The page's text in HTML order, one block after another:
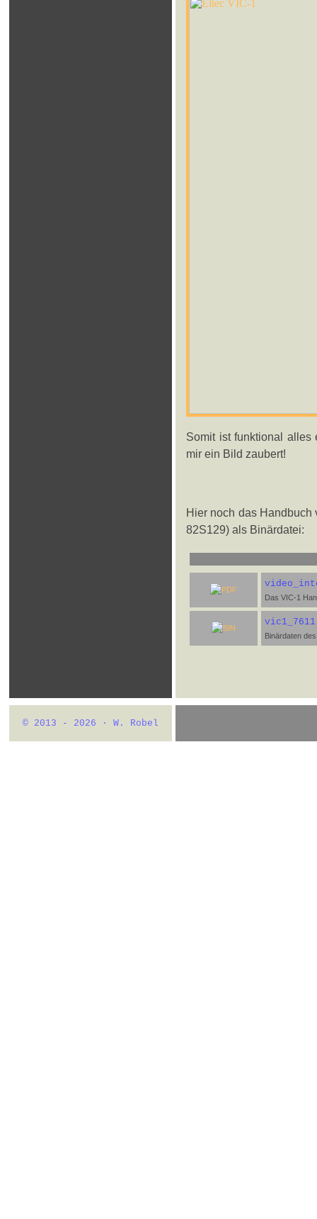
Somit ist funktional alles
mir ein Bild zaubert!
Hier noch das Handbuch
82S129) als Binärdatei:
Das VIC-1
Binärdaten
© 2013 - 2026 · W. Robel